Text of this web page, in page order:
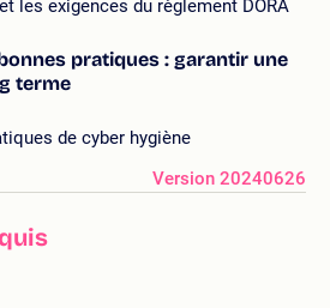
les exigences du règlement DORA
pratiques : garantir une
terme
de cyber hygiène
Version 20240626